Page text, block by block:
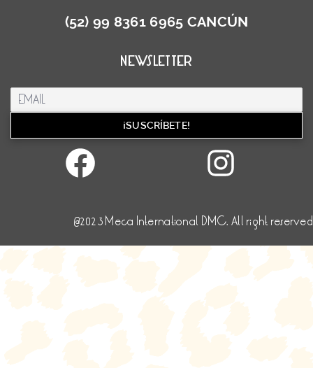
(52) 99 8361 6965 CANCÚN
NEWSLETTER
Facebook
@2023 Meca International DMC. All right reserved